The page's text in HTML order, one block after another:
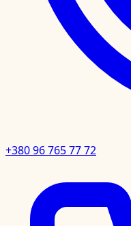
+380 96 765 77 72